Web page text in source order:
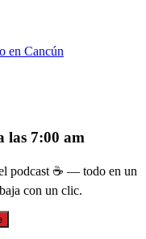
en Cancún
las 7:00 am
podcast ☕ — todo en un
con un clic.